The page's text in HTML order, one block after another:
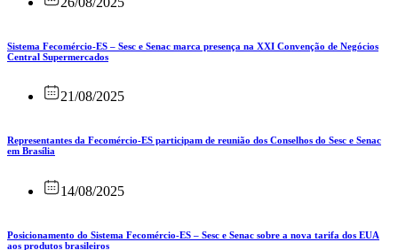
Sistema Fecomércio-ES – Sesc e Senac marca presença na XXI Convenção de Negócios
Central Supermercados
21/08/2025
Representantes da Fecomércio-ES participam de reunião dos Conselhos do Sesc e Senac
em Brasília
14/08/2025
Posicionamento do Sistema Fecomércio-ES – Sesc e Senac sobre a nova tarifa dos EUA
aos produtos brasileiros